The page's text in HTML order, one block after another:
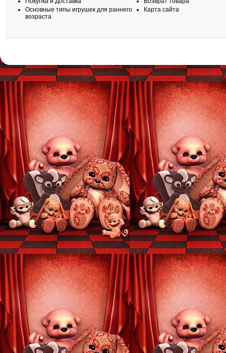
Основные типы игрушек для раннего
возраста
Карта сайта